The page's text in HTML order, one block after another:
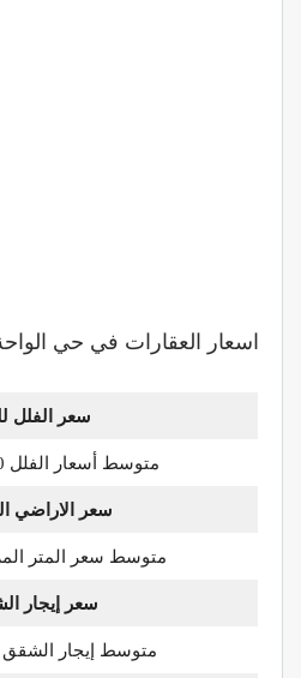
اسعار العقارات في حي
سعر الفلل
متوسط أسعار الفلل 922,000 ريال
سعر الاراضي
متوسط سعر المتر المربع 2700
سعر إيجار
متوسط إيجار الشقق 19,800 ريال